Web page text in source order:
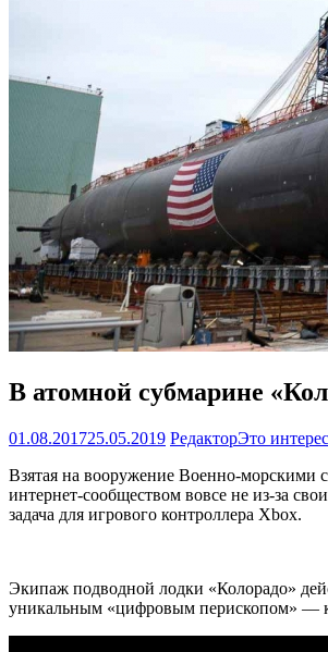
В атомной субмарине
01.08.201725.05.2019 РедакторЭто
Взятая на вооружение Военно-морскими
интернет-сообществом вовсе не из-за
задача для игрового контроллера Xbox.
Экипаж подводной лодки «Колорадо»
уникальным «цифровым перископом» —